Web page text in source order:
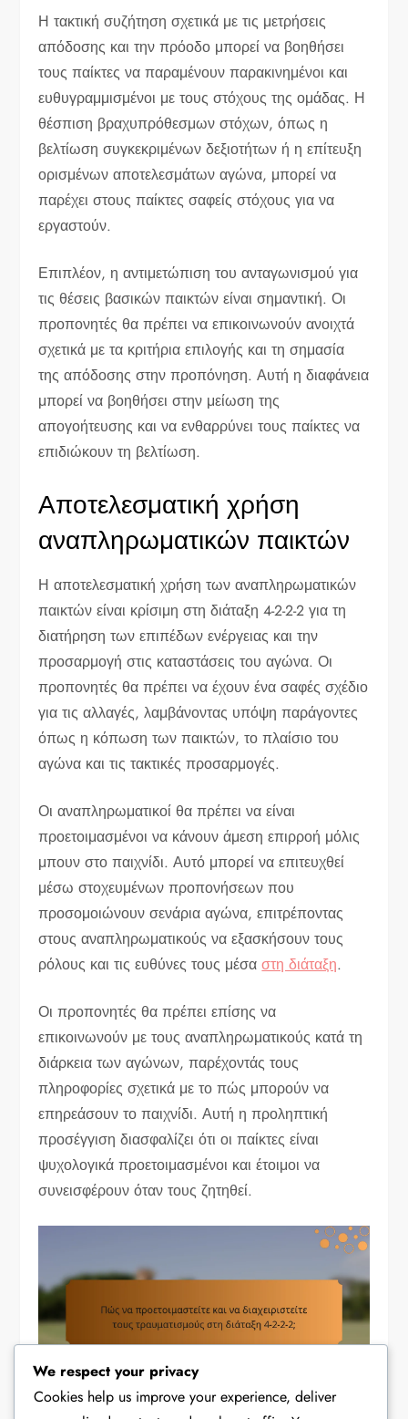
Η τακτική συζήτηση σχετικά με τις μετρήσεις
απόδοσης και την πρόοδο μπορεί να βοηθήσει
τους παίκτες να παραμένουν παρακινημένοι και
ευθυγραμμισμένοι με τους στόχους της ομάδας. Η
θέσπιση βραχυπρόθεσμων στόχων, όπως η
βελτίωση συγκεκριμένων δεξιοτήτων ή η επίτευξη
ορισμένων αποτελεσμάτων αγώνα, μπορεί να
παρέχει στους παίκτες σαφείς στόχους για να
εργαστούν.
Επιπλέον, η αντιμετώπιση του ανταγωνισμού για
τις θέσεις βασικών παικτών είναι σημαντική. Οι
προπονητές θα πρέπει να επικοινωνούν ανοιχτά
σχετικά με τα κριτήρια επιλογής και τη σημασία
της απόδοσης στην προπόνηση. Αυτή η διαφάνεια
μπορεί να βοηθήσει στην μείωση της
απογοήτευσης και να ενθαρρύνει τους παίκτες να
επιδιώκουν τη βελτίωση.
Αποτελεσματική χρήση
αναπληρωματικών παικτών
Η αποτελεσματική χρήση των αναπληρωματικών
παικτών είναι κρίσιμη στη διάταξη 4-2-2-2 για τη
διατήρηση των επιπέδων ενέργειας και την
προσαρμογή στις καταστάσεις του αγώνα. Οι
προπονητές θα πρέπει να έχουν ένα σαφές σχέδιο
για τις αλλαγές, λαμβάνοντας υπόψη παράγοντες
όπως η κόπωση των παικτών, το πλαίσιο του
αγώνα και τις τακτικές προσαρμογές.
Οι αναπληρωματικοί θα πρέπει να είναι
προετοιμασμένοι να κάνουν άμεση επιρροή μόλις
μπουν στο παιχνίδι. Αυτό μπορεί να επιτευχθεί
μέσω στοχευμένων προπονήσεων που
προσομοιώνουν σενάρια αγώνα, επιτρέποντας
στους αναπληρωματικούς να εξασκήσουν τους
ρόλους και τις ευθύνες τους μέσαστη διάταξη.
Οι προπονητές θα πρέπει επίσης να
επικοινωνούν με τους αναπληρωματικούς κατά τη
διάρκεια των αγώνων, παρέχοντάς τους
πληροφορίες σχετικά με το πώς μπορούν να
επηρεάσουν το παιχνίδι. Αυτή η προληπτική
προσέγγιση διασφαλίζει ότι οι παίκτες είναι
ψυχολογικά προετοιμασμένοι και έτοιμοι να
συνεισφέρουν όταν τους ζητηθεί.
We respect your privacy
Cookies help us improve your experience, deliver